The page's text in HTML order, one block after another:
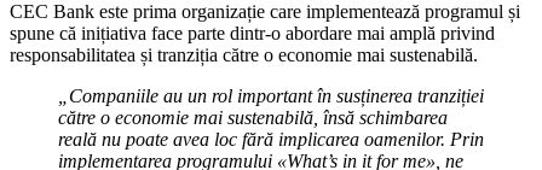
CEC Bank este prima organizație care implementează programul și
spune că inițiativa face parte dintr-o abordare mai amplă privind
responsabilitatea și tranziția către o economie mai sustenabilă.
„Companiile au un rol important în susținerea tranziției
către o economie mai sustenabilă, însă schimbarea
reală nu poate avea loc fără implicarea oamenilor. Prin
implementarea programului «What’s in it for me», ne